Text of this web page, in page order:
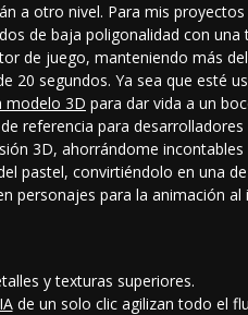
a otro nivel. Para mis
de baja poligonalidad con
de juego, manteniendo más
20 segundos. Ya sea que esté
modelo 3D para dar vida a un
referencia para
3D, ahorrándome
pastel, convirtiéndolo en una de
personajes para la animación al
y texturas superiores.
de un solo clic agilizan todo el